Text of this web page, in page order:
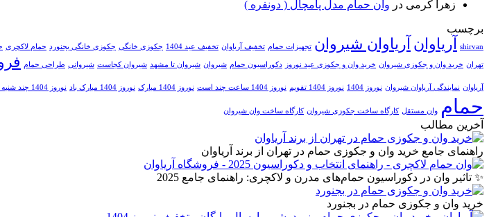
زهرا کرمی در وان حمام مدل پامچال ( دونفره )
برچسب
shirvan آریاوان آریاوان شیروان تجهیزات حمام تخفیف آریاوان تخفیف عید 1404 جکوزی خانگی جکوزی خانگی بجنورد حمام لاکچری
تهران خرید وان و جکوزی شیروان خرید وان و جکوزی عید نوروز دکوراسیون حمام شیروان شیروان تا مشهد شیروان کجاست شیروانی طراحی حمام
آریاوان نمایندگی آریاوان شیروان نوروز 1404 نوروز 1404 تقویم نوروز 1404 ساعت چند است نوروز 1404 مبارک نوروز 1404 مبارک باد نوروز 1404 چند شنبه است
حمام وان مستقل کارگاه ساخت جکوزی شیروان کارگاه ساخت وان شیروان
آخرین مطالب
راهنمای جامع خرید وان و جکوزی حمام در تهران از برند آریاوان
✨ تاثیر وان در دکوراسیون حمام‌های مدرن و لاکچری: راهنمای جامع 2025
خرید وان و جکوزی حمام در بجنورد